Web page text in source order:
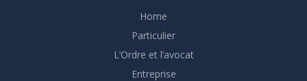
Home
Particulier
L’Ordre et l’avocat
Entreprise